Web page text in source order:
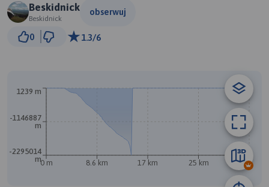
Beskidnick
Beskidnick
obserwuj
0 1.3/6
B
0 m 8.6 km 17 km 25 km 34 km
-2295014
m
-1146887
m
1239 m